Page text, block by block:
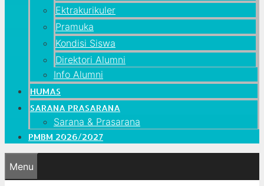
Ektrakurikuler
Pramuka
Kondisi Siswa
Direktori Alumni
Info Alumni
HUMAS
SARANA PRASARANA
Sarana & Prasarana
PMBM 2026/2027
Menu